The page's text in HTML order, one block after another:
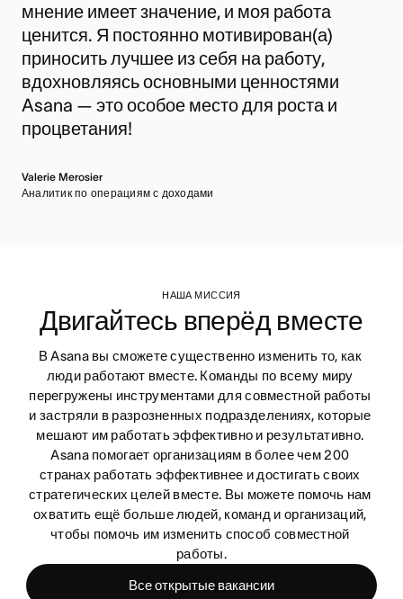
мнение имеет значение, и моя работа
ценится. Я постоянно мотивирован(а)
приносить лучшее из себя на работу,
вдохновляясь основными ценностями
Asana — это особое место для роста и
процветания!
Valerie Merosier
Аналитик по операциям с доходами
НАША МИССИЯ
Двигайтесь вперёд вместе
В Asana вы сможете существенно изменить то, как
люди работают вместе. Команды по всему миру
перегружены инструментами для совместной работы
и застряли в разрозненных подразделениях, которые
мешают им работать эффективно и результативно.
Asana помогает организациям в более чем 200
странах работать эффективнее и достигать своих
стратегических целей вместе. Вы можете помочь нам
охватить ещё больше людей, команд и организаций,
чтобы помочь им изменить способ совместной
работы.
Все открытые вакансии